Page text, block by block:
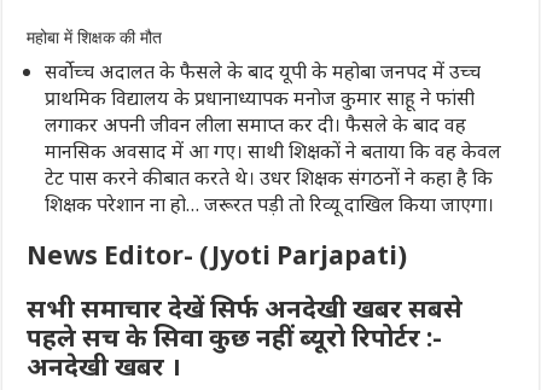
महोबा में शिक्षक की मौत
सर्वोच्च अदालत के फैसले के बाद यूपी के महोबा जनपद में उच्च
प्राथमिक विद्यालय के प्रधानाध्यापक मनोज कुमार साहू ने फांसी
लगाकर अपनी जीवन लीला समाप्त कर दी। फैसले के बाद वह
मानसिक अवसाद में आ गए। साथी शिक्षकों ने बताया कि वह केवल
टेट पास करने की बात करते थे। उधर शिक्षक संगठनों ने कहा है कि
शिक्षक परेशान ना हो… जरूरत पड़ी तो रिव्यू दाखिल किया जाएगा।
News Editor- (Jyoti Parjapati)
सभी समाचार देखें सिर्फ अनदेखी खबर सबसे
पहले सच के सिवा कुछ नहीं ब्यूरो रिपोर्टर :-
अनदेखी खबर ।